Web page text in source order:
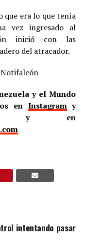
que era lo que tenía
vez ingresado al
inició con las
del atracador.
Notifalcón
y el Mundo
en Instagramy
en
intentando pasar